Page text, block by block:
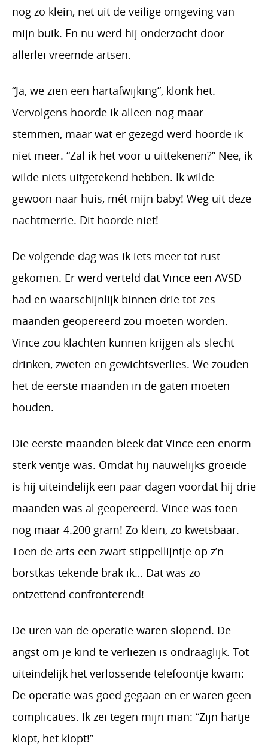
nog zo klein, net uit de veilige omgeving van
mijn buik. En nu werd hij onderzocht door
allerlei vreemde artsen.
“Ja, we zien een hartafwijking”, klonk het.
Vervolgens hoorde ik alleen nog maar
stemmen, maar wat er gezegd werd hoorde ik
niet meer. “Zal ik het voor u uittekenen?” Nee, ik
wilde niets uitgetekend hebben. Ik wilde
gewoon naar huis, mét mijn baby! Weg uit deze
nachtmerrie. Dit hoorde niet!
De volgende dag was ik iets meer tot rust
gekomen. Er werd verteld dat Vince een AVSD
had en waarschijnlijk binnen drie tot zes
maanden geopereerd zou moeten worden.
Vince zou klachten kunnen krijgen als slecht
drinken, zweten en gewichtsverlies. We zouden
het de eerste maanden in de gaten moeten
houden.
Die eerste maanden bleek dat Vince een enorm
sterk ventje was. Omdat hij nauwelijks groeide
is hij uiteindelijk een paar dagen voordat hij drie
maanden was al geopereerd. Vince was toen
nog maar 4.200 gram! Zo klein, zo kwetsbaar.
Toen de arts een zwart stippellijntje op z’n
borstkas tekende brak ik… Dat was zo
ontzettend confronterend!
De uren van de operatie waren slopend. De
angst om je kind te verliezen is ondraaglijk. Tot
uiteindelijk het verlossende telefoontje kwam:
De operatie was goed gegaan en er waren geen
complicaties. Ik zei tegen mijn man: “Zijn hartje
klopt, het klopt!”